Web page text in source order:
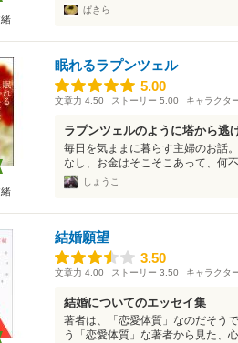
ぱきら
眠れるラプンツェル
5.00
5.00
文章力 4.50 ストーリー 5.00 キャラクタ
ラプンツェルのように塔から逃
毎日を気ままに暮らす主婦のお話
なし、お金はそこそこあって、何
しょうこ
結婚願望
3.50
3.50
文章力 4.00 ストーリー 3.50 キャラクタ
結婚についてのエッセイ集
著者は、「恋愛体質」なのだそう
う「恋愛体質」な著者から見た、